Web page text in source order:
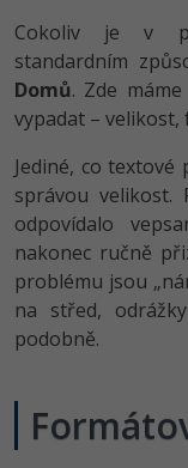
Cokoliv je v
standardním
Domů. Zde
vypadat –
Jediné, co
správou velikost.
odpovídalo
nakonec ručně
problému jsou
na střed,
podobně.